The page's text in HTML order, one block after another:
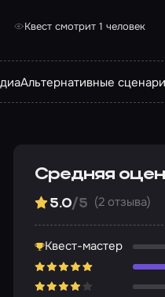
Квест смотрит 1 человек
Альтернативные
Средняя
5.0/5 (2 отзыва)
Квест-мастер